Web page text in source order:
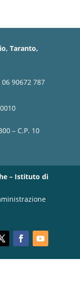
Taranto,
06 90672 787
– C.P. 10
– Istituto di